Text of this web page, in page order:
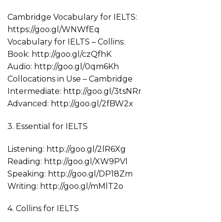
Cambridge Vocabulary for IELTS:
https://goo.gl/WNWfEq
Vocabulary for IELTS – Collins:
Book: http://goo.gl/czQfhK
Audio: http://goo.gl/0qm6Kh
Collocations in Use – Cambridge
Intermediate: http://goo.gl/3tsNRr
Advanced: http://goo.gl/2fBW2x
3. Essential for IELTS
Listening: http://goo.gl/2lR6Xg
Reading: http://goo.gl/XW9PVl
Speaking: http://goo.gl/DP18Zm
Writing: http://goo.gl/mMlT2o
4. Collins for IELTS